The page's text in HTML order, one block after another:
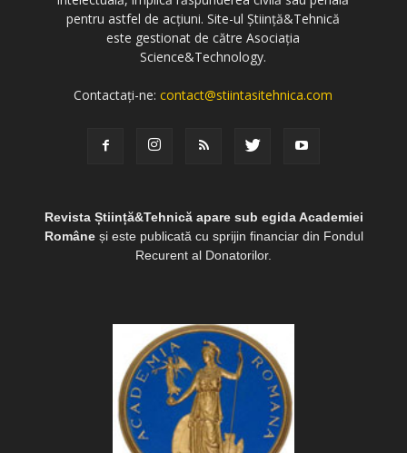
pentru astfel de acțiuni. Site-ul Știință&Tehnică
este gestionat de către Asociația
Science&Technology.
Contactați-ne:contact@stiintasitehnica.com
Revista Știință&Tehnică apare sub egida Academiei
Româneși este publicată cu sprijin financiar din Fondul
Recurent al Donatorilor.